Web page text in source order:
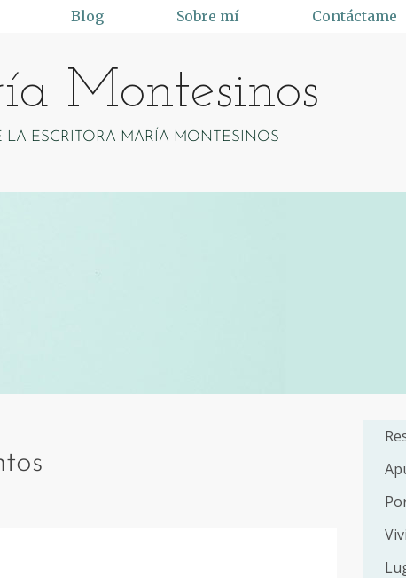
Blog Sobre mí Contáctame
Montesinos
LA ESCRITORA MARÍA MONTESINOS